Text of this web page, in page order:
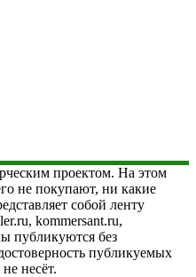
проектом. На этом
не покупают, ни какие
собой ленту
kommersant.ru,
публикуются без
публикуемых
несёт.